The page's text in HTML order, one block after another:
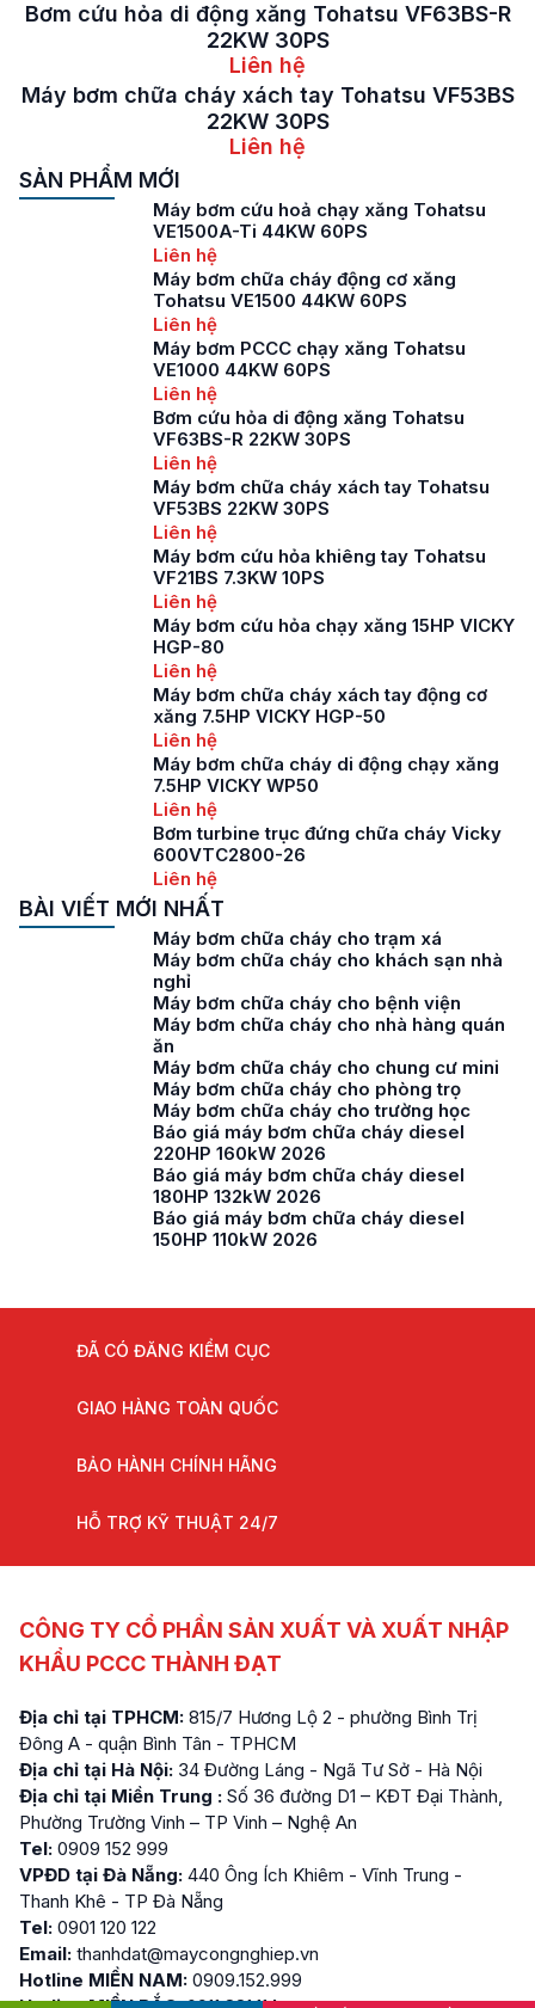
Bơm cứu hỏa di động xăng Tohatsu VF63BS-R
22KW 30PS
Liên hệ
Máy bơm chữa cháy xách tay Tohatsu VF53BS
22KW 30PS
Liên hệ
SẢN PHẨM MỚI
Máy bơm cứu hoả chạy xăng Tohatsu
VE1500A-Ti 44KW 60PS
Liên hệ
Máy bơm chữa cháy động cơ xăng
Tohatsu VE1500 44KW 60PS
Liên hệ
Máy bơm PCCC chạy xăng Tohatsu
VE1000 44KW 60PS
Liên hệ
Bơm cứu hỏa di động xăng Tohatsu
VF63BS-R 22KW 30PS
Liên hệ
Máy bơm chữa cháy xách tay Tohatsu
VF53BS 22KW 30PS
Liên hệ
Máy bơm cứu hỏa khiêng tay Tohatsu
VF21BS 7.3KW 10PS
Liên hệ
Máy bơm cứu hỏa chạy xăng 15HP VICKY
HGP-80
Liên hệ
Máy bơm chữa cháy xách tay động cơ
xăng 7.5HP VICKY HGP-50
Liên hệ
Máy bơm chữa cháy di động chạy xăng
7.5HP VICKY WP50
Liên hệ
Bơm turbine trục đứng chữa cháy Vicky
600VTC2800-26
Liên hệ
BÀI VIẾT MỚI NHẤT
Máy bơm chữa cháy cho trạm xá
Máy bơm chữa cháy cho khách sạn nhà
nghỉ
Máy bơm chữa cháy cho bệnh viện
Máy bơm chữa cháy cho nhà hàng quán
ăn
Máy bơm chữa cháy cho chung cư mini
Máy bơm chữa cháy cho phòng trọ
Máy bơm chữa cháy cho trường học
Báo giá máy bơm chữa cháy diesel
220HP 160kW 2026
Báo giá máy bơm chữa cháy diesel
180HP 132kW 2026
Báo giá máy bơm chữa cháy diesel
150HP 110kW 2026
ĐÃ CÓ ĐĂNG KIỂM CỤC
GIAO HÀNG TOÀN QUỐC
BẢO HÀNH CHÍNH HÃNG
HỖ TRỢ KỸ THUẬT 24/7
CÔNG TY CỔ PHẦN SẢN XUẤT VÀ XUẤT NHẬP
KHẨU PCCC THÀNH ĐẠT
Địa chỉ tại TPHCM: 815/7 Hương Lộ 2 - phường Bình Trị
Đông A - quận Bình Tân - TPHCM
Địa chỉ tại Hà Nội: 34 Đường Láng - Ngã Tư Sở - Hà Nội
Địa chỉ tại Miền Trung : Số 36 đường D1 – KĐT Đại Thành,
Phường Trường Vinh – TP Vinh – Nghệ An
Tel: 0909 152 999
VPĐD tại Đà Nẵng: 440 Ông Ích Khiêm - Vĩnh Trung -
Thanh Khê - TP Đà Nẵng
Tel: 0901 120 122
Email: thanhdat@maycongnghiep.vn
Hotline MIỀN NAM: 0909.152.999